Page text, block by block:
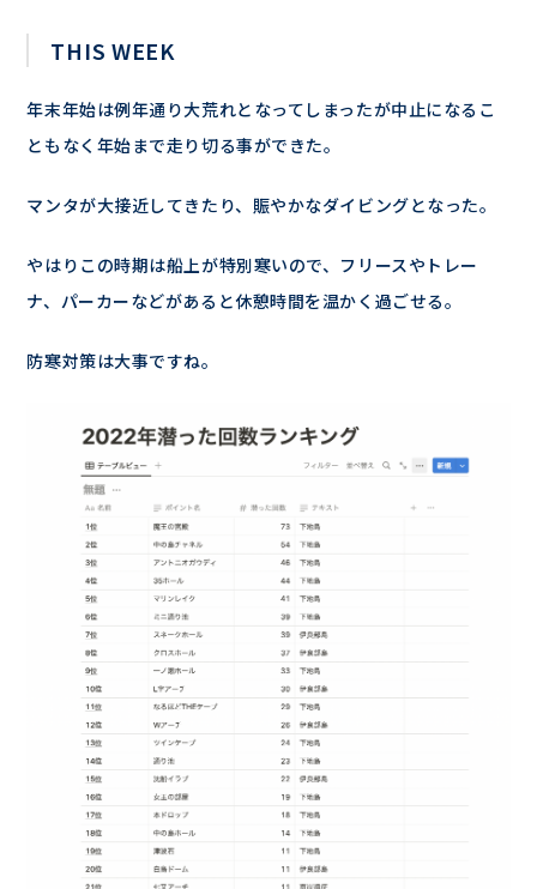
THIS WEEK
年末年始は例年通り大荒れとなってしまったが中止になるこ
ともなく年始まで走り切る事ができた。
マンタが大接近してきたり、賑やかなダイビングとなった。
やはりこの時期は船上が特別寒いので、フリースやトレー
ナ、パーカーなどがあると休憩時間を温かく過ごせる。
防寒対策は大事ですね。